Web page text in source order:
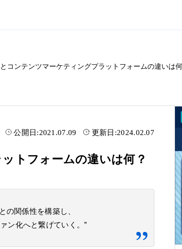
コンテンツマーケティングプラットフォームの違いは
公開日:2021.07.09 更新日:2024.02.07
トフォームの違いは何？
の関係性を構築し、
ン化へと繋げていく。”